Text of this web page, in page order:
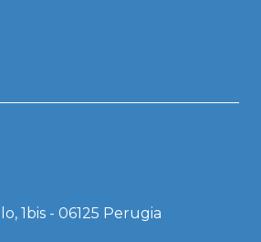
1bis - 06125 Perugia